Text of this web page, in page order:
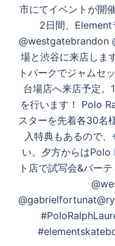
市にてイベントが開
2日間、
@westgatebrandon
場と渋谷に来店しま
トパークでジャムセ
台場店へ来店予定
を行います！ Polo
スターを先着各30名
入特典もあるので
い。夕方からはPolo
ト店で試写会&パー